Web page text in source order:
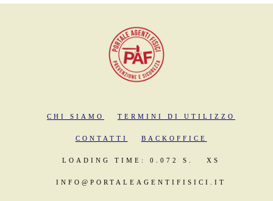
CHI SIAMO TERMINI DI UTILIZZO
CONTATTI BACKOFFICE
LOADING TIME: 0.072 S. XS
INFO@PORTALEAGENTIFISICI.IT